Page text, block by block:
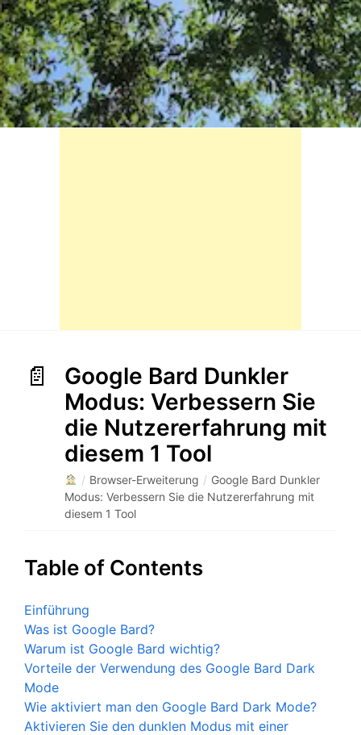
Google Bard Dunkler
Modus: Verbessern Sie
die Nutzererfahrung mit
diesem 1 Tool
/ Browser-Erweiterung / Google Bard Dunkler
Modus: Verbessern Sie die Nutzererfahrung mit
diesem 1 Tool
Table of Contents
Einführung
Was ist Google Bard?
Warum ist Google Bard wichtig?
Vorteile der Verwendung des Google Bard Dark
Mode
Wie aktiviert man den Google Bard Dark Mode?
Aktivieren Sie den dunklen Modus mit einer